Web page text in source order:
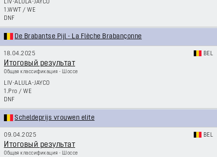
LIV-ALULA-JAYCO
1.WWT / WE
DNF
De Brabantse Pijl - La Flèche Brabançonne
18.04.2025 BEL
Итоговый результат
Общая классификация - Шоссе
LIV-ALULA-JAYCO
1.Pro / WE
DNF
Scheldeprijs vrouwen elite
09.04.2025 BEL
Итоговый результат
Общая классификация - Шоссе